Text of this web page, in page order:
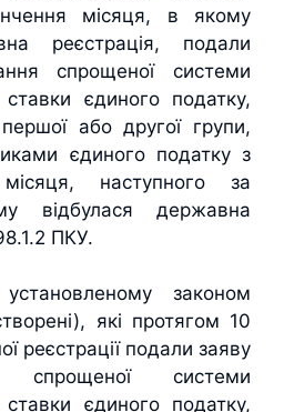
місяця, в якому
реєстрація, подали
спрощеної системи
єдиного податку,
або другої групи,
єдиного податку з
наступного за
відбулася державна
ПКУ.
законом
які протягом 10
реєстрації подали заяву
системи
єдиного податку,